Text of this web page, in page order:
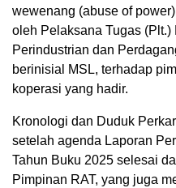
wewenang (abuse of
oleh Pelaksana Tugas
Perindustrian dan
berinisial MSL, terhadap
koperasi yang hadir.
Kronologi dan Duduk
setelah agenda Laporan
Tahun Buku 2025 selesai
Pimpinan RAT, yang juga